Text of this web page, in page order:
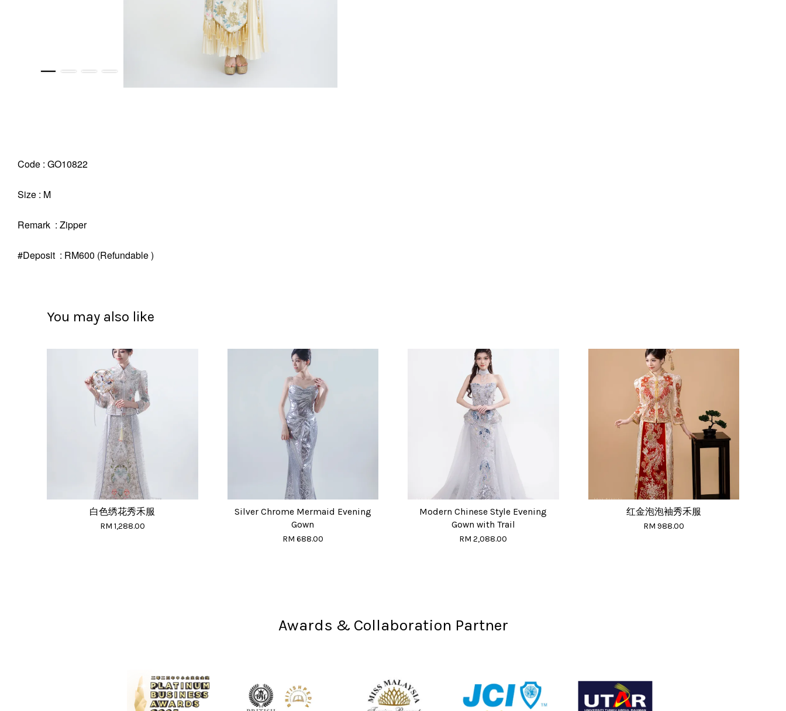
Code : GO10822
Size : M
Remark : Zipper
#Deposit : RM600 (Refundable )
You may also like
白色绣花秀禾服
RM 1,288.00
Silver Chrome Mermaid Evening
Gown
RM 688.00
Modern Chinese Style Evening
Gown with Trail
RM 2,088.00
红金泡泡袖秀禾服
RM 988.00
Awards & Collaboration Partner